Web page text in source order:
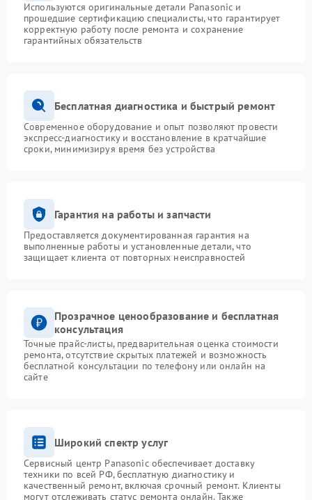
Используются оригинальные детали Panasonic и
прошедшие сертификацию специалисты, что гарантирует
корректную работу после ремонта и сохранение
гарантийных обязательств
Бесплатная диагностика и быстрый ремонт
Современное оборудование и опыт позволяют провести
экспресс-диагностику и восстановление в кратчайшие
сроки, минимизируя время без устройства
Гарантия на работы и запчасти
Предоставляется документированная гарантия на
выполненные работы и установленные детали, что
защищает клиента от повторных неисправностей
Прозрачное ценообразование и бесплатная
консультация
Точные прайс-листы, предварительная оценка стоимости
ремонта, отсутствие скрытых платежей и возможность
бесплатной консультации по телефону или онлайн на
сайте
Широкий спектр услуг
Сервисный центр Panasonic обеспечивает доставку
техники по всей РФ, бесплатную диагностику и
качественный ремонт, включая срочный ремонт. Клиенты
могут отслеживать статус ремонта онлайн. Также